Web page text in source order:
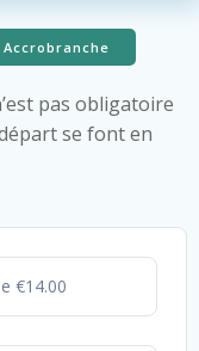
pas obligatoire
se font en
€14.00